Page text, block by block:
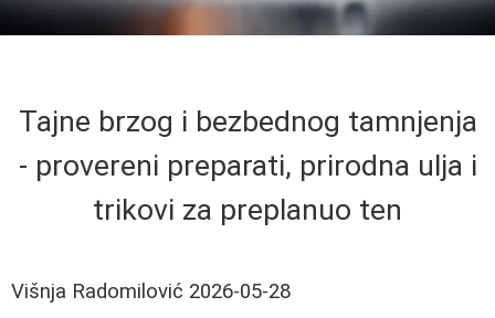
Tajne brzog i bezbednog tamnjenja
- provereni preparati, prirodna ulja i
trikovi za preplanuo ten
Višnja Radomilović 2026-05-28